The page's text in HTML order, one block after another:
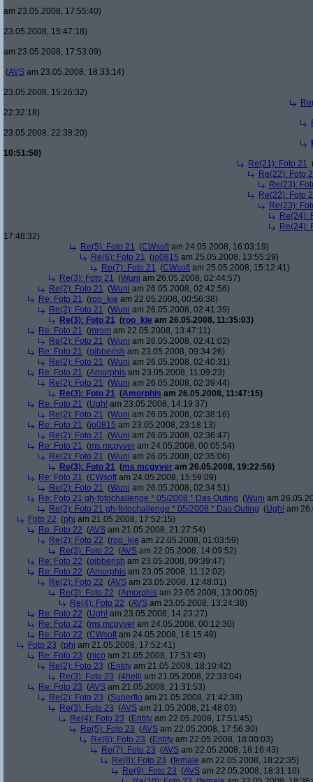
am 23.05.2008, 17:55:40)
23.05.2008, 15:47:18)
am 23.05.2008, 17:53:09)
(AVS am 23.05.2008, 18:33:14)
23.05.2008, 15:26:32)
22:32:18)
23.05.2008, 22:38:20)
10:51:50)
Re(21): Foto 21
Re(22): Foto
Re(23):
Re(22): Foto
Re(23):
Re(24):
Re(24):
17:48:32)
Re(5): Foto 21 (CWsoft am 24.05.2008, 16:03:19)
Re(6): Foto 21 (jo0815 am 25.05.2008, 13:55:29)
Re(7): Foto 21 (CWsoft am 25.05.2008, 15:12:41)
Re(3): Foto 21 (Wuni am 26.05.2008, 02:44:57)
Re(2): Foto 21 (Wuni am 26.05.2008, 02:42:56)
Re: Foto 21 (roo_kie am 22.05.2008, 00:56:38)
Re(2): Foto 21 (Wuni am 26.05.2008, 02:41:39)
Re(3): Foto 21 (roo_kie am 26.05.2008, 11:35:03)
Re: Foto 21 (mrom am 22.05.2008, 13:47:11)
Re(2): Foto 21 (Wuni am 26.05.2008, 02:41:02)
Re: Foto 21 (gibberish am 23.05.2008, 09:34:26)
Re(2): Foto 21 (Wuni am 26.05.2008, 02:40:31)
Re: Foto 21 (Amorphis am 23.05.2008, 11:09:23)
Re(2): Foto 21 (Wuni am 26.05.2008, 02:39:44)
Re(3): Foto 21 (Amorphis am 26.05.2008, 11:47:15)
Re: Foto 21 (Ugh! am 23.05.2008, 14:19:37)
Re(2): Foto 21 (Wuni am 26.05.2008, 02:38:16)
Re: Foto 21 (jo0815 am 23.05.2008, 23:18:13)
Re(2): Foto 21 (Wuni am 26.05.2008, 02:36:47)
Re: Foto 21 (ms mcgyver am 24.05.2008, 00:05:54)
Re(2): Foto 21 (Wuni am 26.05.2008, 02:35:06)
Re(3): Foto 21 (ms mcgyver am 26.05.2008, 19:22:56)
Re: Foto 21 (CWsoft am 24.05.2008, 15:59:09)
Re(2): Foto 21 (Wuni am 26.05.2008, 02:34:51)
Re: Foto 21 gh-fotochallenge * 05/2008 * Das Outing (Wuni am
Re(2): Foto 21 gh-fotochallenge * 05/2008 * Das Outing (Ugh! am
Foto 22 (phj am 21.05.2008, 17:52:15)
Re: Foto 22 (AVS am 21.05.2008, 21:27:54)
Re(2): Foto 22 (roo_kie am 22.05.2008, 01:03:59)
Re(3): Foto 22 (AVS am 22.05.2008, 14:09:52)
Re: Foto 22 (gibberish am 23.05.2008, 09:39:47)
Re: Foto 22 (Amorphis am 23.05.2008, 11:12:02)
Re(2): Foto 22 (AVS am 23.05.2008, 12:48:01)
Re(3): Foto 22 (Amorphis am 23.05.2008, 13:00:05)
Re(4): Foto 22 (AVS am 23.05.2008, 13:24:38)
Re: Foto 22 (Ugh! am 23.05.2008, 14:23:27)
Re: Foto 22 (ms mcgyver am 24.05.2008, 00:12:30)
Re: Foto 22 (CWsoft am 24.05.2008, 16:15:48)
Foto 23 (phj am 21.05.2008, 17:52:41)
Re: Foto 23 (nico am 21.05.2008, 17:53:49)
Re(2): Foto 23 (Entity am 21.05.2008, 18:10:42)
Re(3): Foto 23 (4helli am 21.05.2008, 22:33:04)
Re: Foto 23 (AVS am 21.05.2008, 21:31:53)
Re(2): Foto 23 (Superflo am 21.05.2008, 21:42:38)
Re(3): Foto 23 (AVS am 21.05.2008, 21:48:03)
Re(4): Foto 23 (Entity am 22.05.2008, 17:51:45)
Re(5): Foto 23 (AVS am 22.05.2008, 17:56:30)
Re(6): Foto 23 (Entity am 22.05.2008, 18:00:03)
Re(7): Foto 23 (AVS am 22.05.2008, 18:16:43)
Re(8): Foto 23 (female am 22.05.2008, 18:22:35)
Re(9): Foto 23 (AVS am 22.05.2008, 18:31:10)